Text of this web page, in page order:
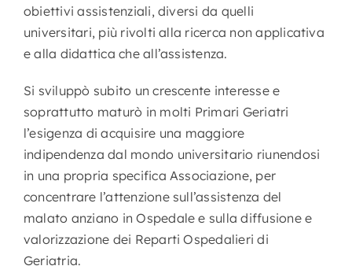
obiettivi assistenziali, diversi da quelli
universitari, più rivolti alla ricerca non applicativa
e alla didattica che all’assistenza.
Si sviluppò subito un crescente interesse e
soprattutto maturò in molti Primari Geriatri
l’esigenza di acquisire una maggiore
indipendenza dal mondo universitario riunendosi
in una propria specifica Associazione, per
concentrare l’attenzione sull’assistenza del
malato anziano in Ospedale e sulla diffusione e
valorizzazione dei Reparti Ospedalieri di
Geriatria.